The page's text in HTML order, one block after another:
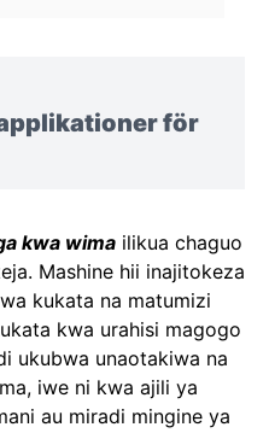
för
kwa wima ilikua chaguo
Mashine hii inajitokeza
kukata na matumizi
kwa urahisi magogo
ukubwa unaotakiwa na
iwe ni kwa ajili ya
au miradi mingine ya